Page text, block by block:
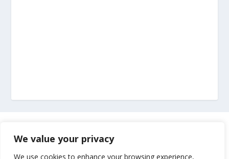
We value your privacy
We use cookies to enhance your browsing experience,
Impressum